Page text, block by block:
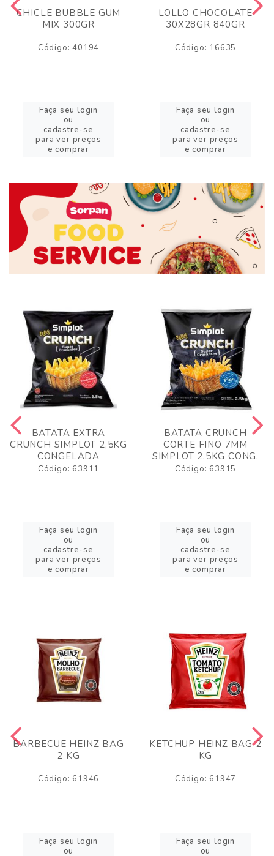
CHICLE BUBBLE GUM
MIX 300GR
Código: 40194
Faça seu login
ou
cadastre-se
para ver preços
e comprar
LOLLO CHOCOLATE
30X28GR 840GR
Código: 16635
Faça seu login
ou
cadastre-se
para ver preços
e comprar
BATATA EXTRA
CRUNCH SIMPLOT 2,5KG
CONGELADA
Código: 63911
Faça seu login
ou
cadastre-se
para ver preços
e comprar
BATATA CRUNCH
CORTE FINO 7MM
SIMPLOT 2,5KG CONG.
Código: 63915
Faça seu login
ou
cadastre-se
para ver preços
e comprar
BARBECUE HEINZ BAG
2 KG
Código: 61946
Faça seu login
ou
KETCHUP HEINZ BAG 2
KG
Código: 61947
Faça seu login
ou